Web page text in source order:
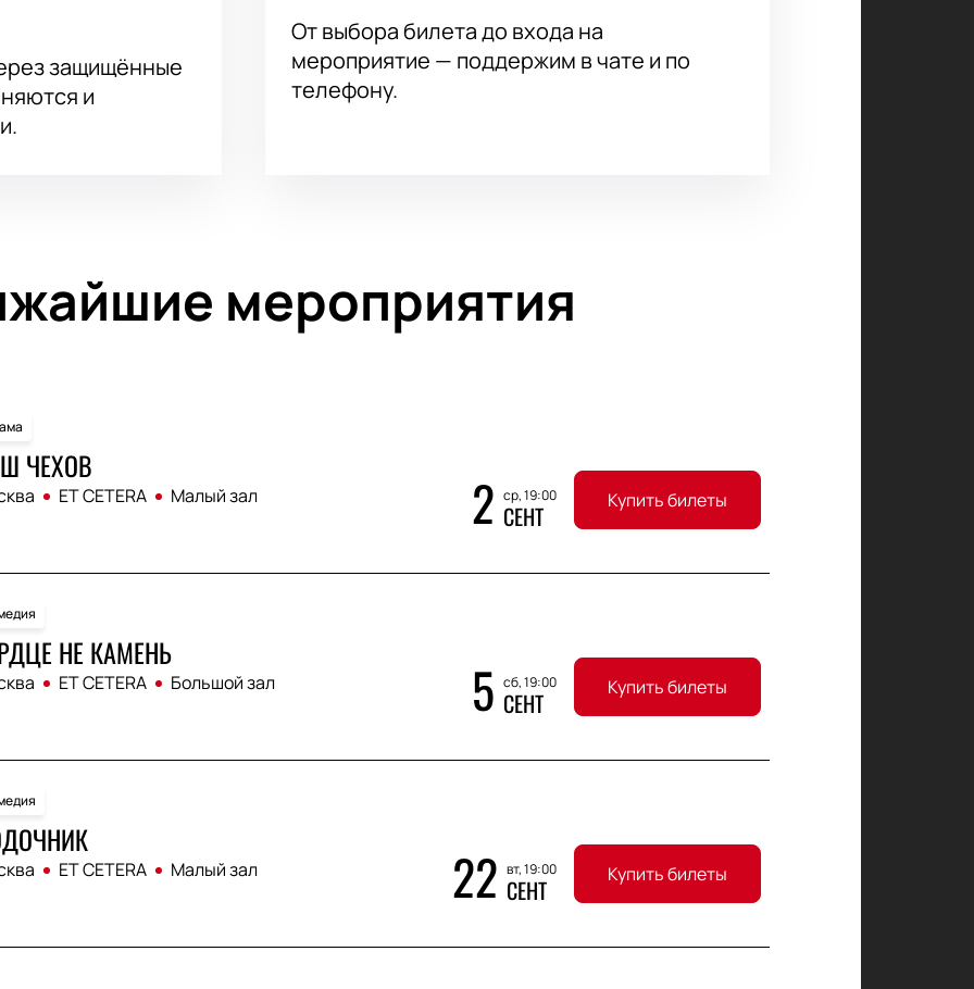
защищённые
и
От выбора билета до входа на
мероприятие — поддержим в чате и по
телефону.
мероприятия
ЧЕХОВ
ET CETERA Малый зал 2 ср, 19:00
СЕНТ Купить билеты
НЕ КАМЕНЬ
ET CETERA Большой зал 5 сб, 19:00
СЕНТ Купить билеты
ET CETERA Малый зал 22 вт, 19:00
СЕНТ Купить билеты